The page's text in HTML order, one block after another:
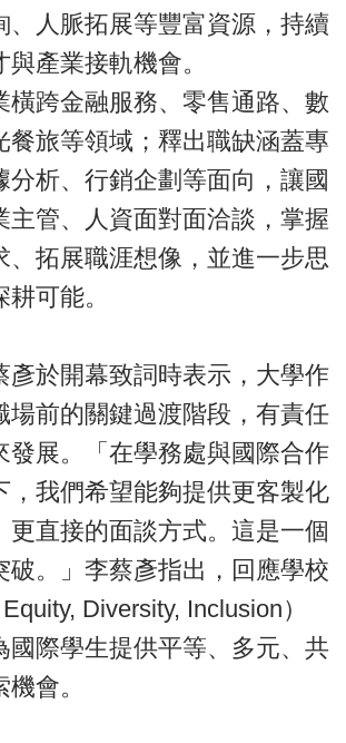
、人脈拓展等豐富資源，持續
產業接軌機會。
橫跨金融服務、零售通路、數
餐旅等領域；釋出職缺涵蓋專
分析、行銷企劃等面向，讓國
主管、人資面對面洽談，掌握
、拓展職涯想像，並進一步思
可能。
彥於開幕致詞時表示，大學作
場前的關鍵過渡階段，有責任
發展。「在學務處與國際合作
，我們希望能夠提供更客製化
更直接的面談方式。這是一個
破。」李蔡彥指出，回應學校
Diversity, Inclusion）
國際學生提供平等、多元、共
會。